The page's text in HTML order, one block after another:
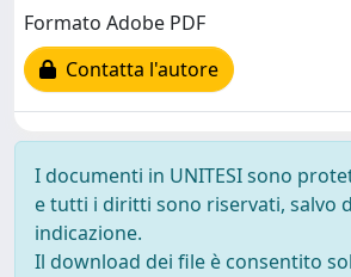
Formato Adobe PDF
Contatta l'autore
I documenti in UNITESI sono
e tutti i diritti sono riservati, salvo
indicazione.
Il download dei file è consentito